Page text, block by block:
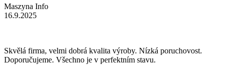
Maszyna Info
16.9.2025
Skvělá firma, velmi dobrá kvalita výroby. Nízká poruchovost.
Doporučujeme. Všechno je v perfektním stavu.